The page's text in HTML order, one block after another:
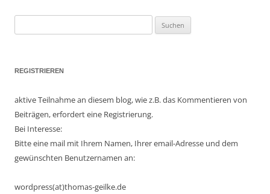
nach:
REGISTRIEREN
aktive Teilnahme an diesem blog, wie z.B. das Kommentieren von
Beiträgen, erfordert eine Registrierung.
Bei Interesse:
Bitte eine mail mit Ihrem Namen, Ihrer email-Adresse und dem
gewünschten Benutzernamen an:
wordpress(at)thomas-geilke.de